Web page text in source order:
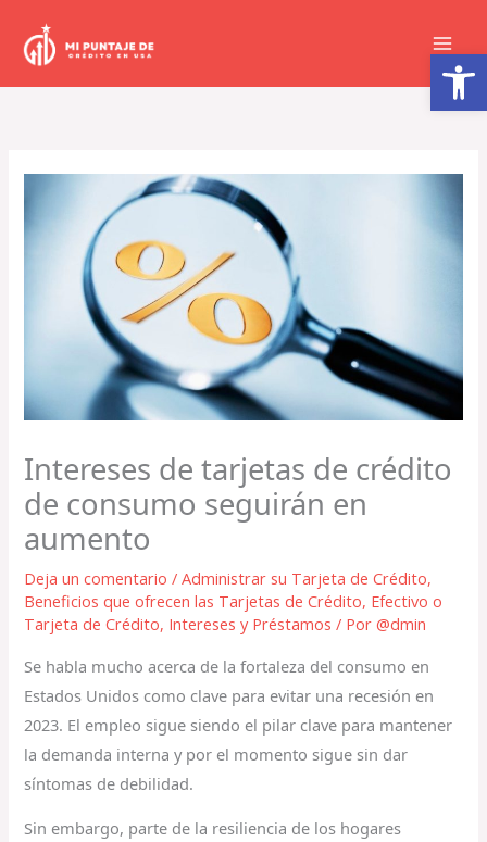
Abrir barra de herramientas
contenido
Intereses de tarjetas de crédito
de consumo seguirán en
aumento
Deja un comentario /Administrar su Tarjeta de Crédito,
Beneficios que ofrecen las Tarjetas de Crédito, Efectivo o
Tarjeta de Crédito, Intereses y Préstamos / Por@dmin
Se habla mucho acerca de la fortaleza del consumo en
Estados Unidos como clave para evitar una recesión en
2023. El empleo sigue siendo el pilar clave para mantener
la demanda interna y por el momento sigue sin dar
síntomas de debilidad.
Sin embargo, parte de la resiliencia de los hogares